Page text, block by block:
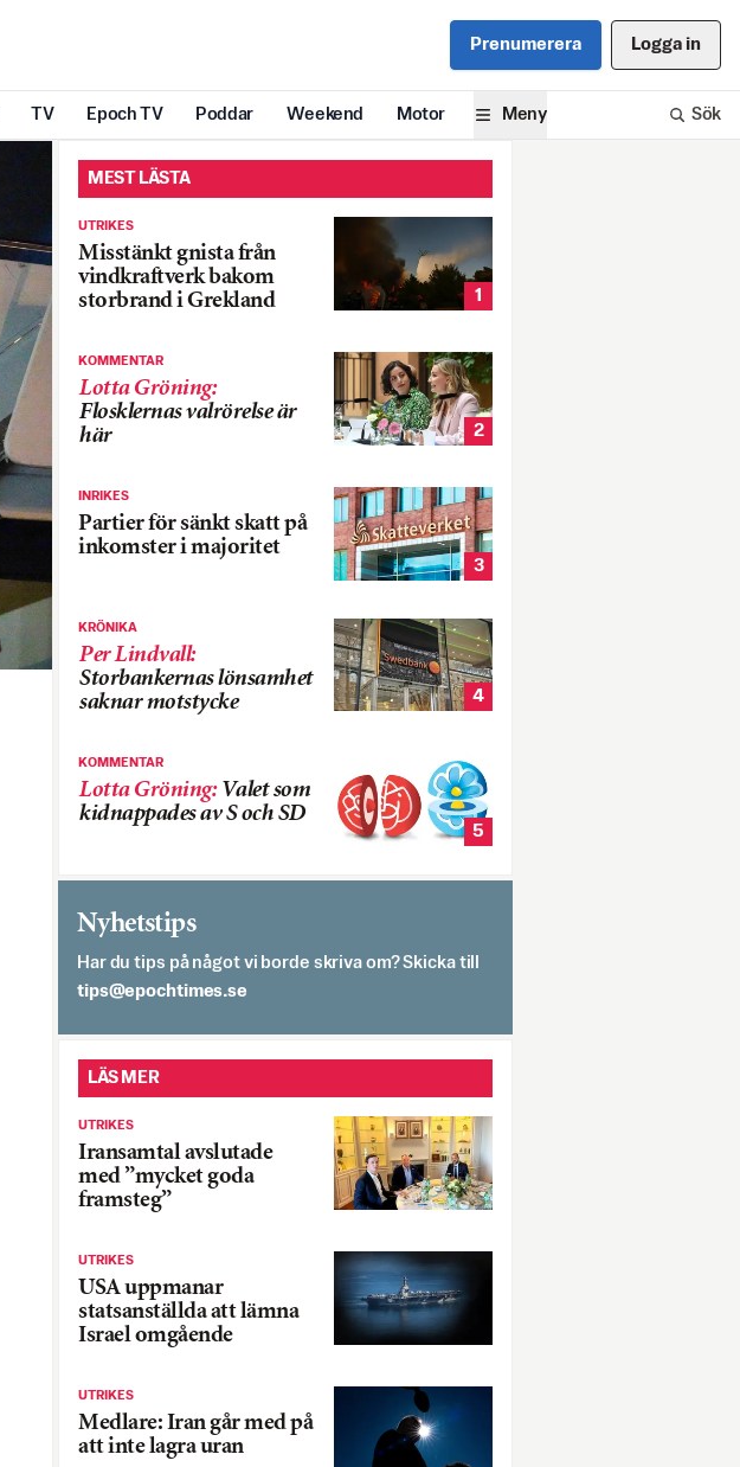
Prenumerera Logga in
TV Epoch TV Poddar Weekend Motor Meny Sök
MEST LÄSTA
UTRIKES
Misstänkt gnista från
vindkraftverk bakom
storbrand i Grekland
1
KOMMENTAR
Lotta Gröning:
Flosklernas valrörelse är
här
2
INRIKES
Partier för sänkt skatt på
inkomster i majoritet
3
KRÖNIKA
Per Lindvall:
Storbankernas lönsamhet
saknar motstycke
4
KOMMENTAR
Lotta Gröning: Valet som
kidnappades av S och SD
5
Nyhetstips
Har du tips på något vi borde skriva om? Skicka till
es.semithcope@spit
LÄS MER
UTRIKES
Iransamtal avslutade
med ”mycket goda
framsteg”
UTRIKES
USA uppmanar
statsanställda att lämna
Israel omgående
UTRIKES
Medlare: Iran går med på
att inte lagra uran